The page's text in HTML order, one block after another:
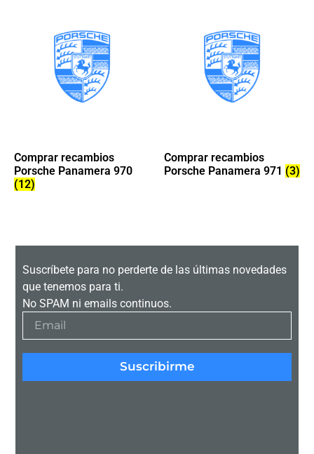
Comprar recambios
Porsche Panamera 970
(12)
Comprar recambios
Porsche Panamera 971 (3)
Suscríbete para no perderte de las últimas novedades
que tenemos para ti.
No SPAM ni emails continuos.
Suscribirme